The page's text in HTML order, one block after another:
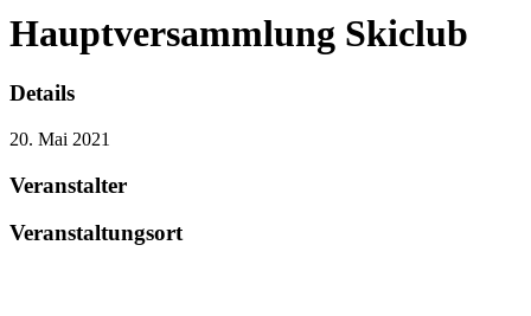
Hauptversammlung Skiclub
Details
20. Mai 2021
Veranstalter
Veranstaltungsort